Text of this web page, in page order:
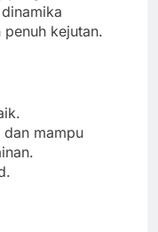
kejutan.
dan mampu